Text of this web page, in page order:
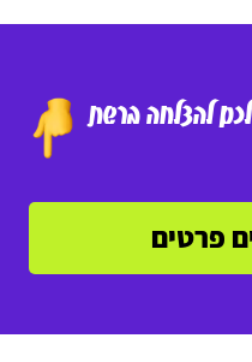
להצלחה ברשת
פרטים